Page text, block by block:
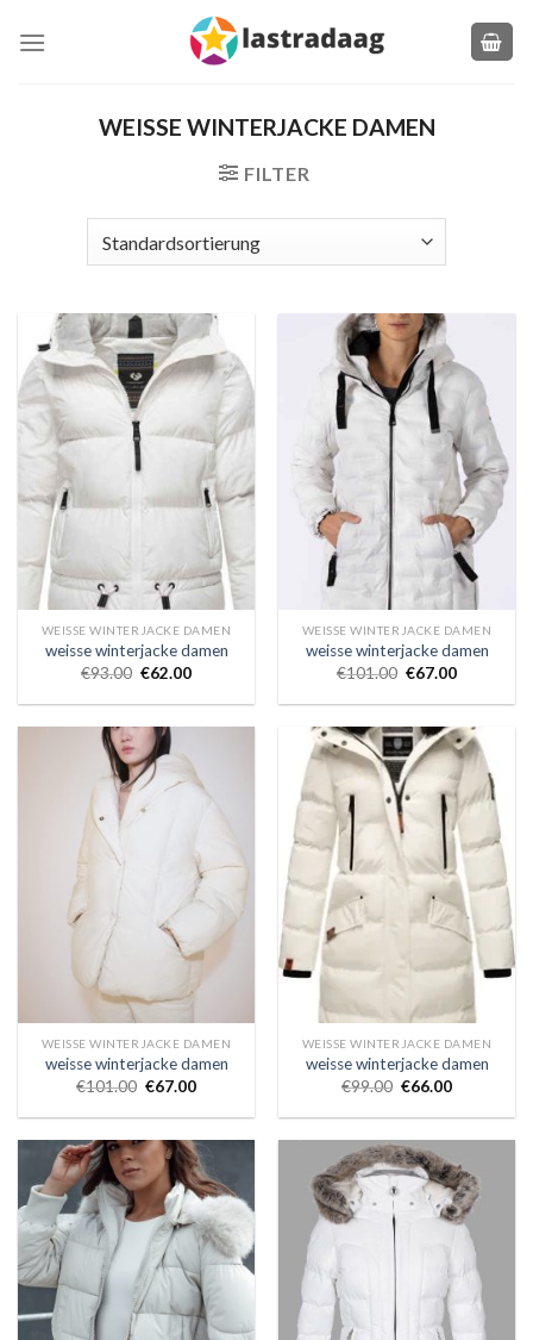
Inhalt
WEISSE WINTERJACKE DAMEN
FILTER
WEISSE WINTERJACKE DAMEN
weisse winterjacke damen
€93.00 €62.00
WEISSE WINTERJACKE DAMEN
weisse winterjacke damen
€101.00 €67.00
WEISSE WINTERJACKE DAMEN
weisse winterjacke damen
€101.00 €67.00
WEISSE WINTERJACKE DAMEN
weisse winterjacke damen
€99.00 €66.00